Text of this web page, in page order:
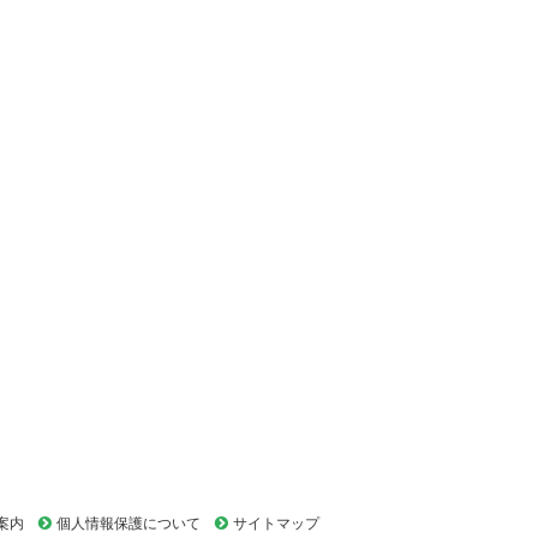
内 個人情報保護について サイトマップ